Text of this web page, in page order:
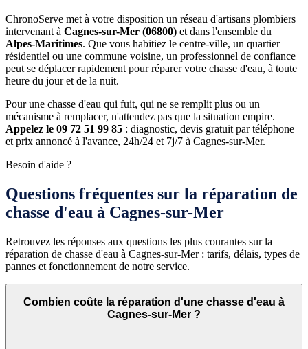
ChronoServe met à votre disposition un réseau d'artisans plombiers
intervenant à Cagnes-sur-Mer (06800) et dans l'ensemble du
Alpes-Maritimes. Que vous habitiez le centre-ville, un quartier
résidentiel ou une commune voisine, un professionnel de confiance
peut se déplacer rapidement pour réparer votre chasse d'eau, à toute
heure du jour et de la nuit.
Pour une chasse d'eau qui fuit, qui ne se remplit plus ou un
mécanisme à remplacer, n'attendez pas que la situation empire.
Appelez le 09 72 51 99 85 : diagnostic, devis gratuit par téléphone
et prix annoncé à l'avance, 24h/24 et 7j/7 à Cagnes-sur-Mer.
Besoin d'aide ?
Questions fréquentes sur la réparation de
chasse d'eau à Cagnes-sur-Mer
Retrouvez les réponses aux questions les plus courantes sur la
réparation de chasse d'eau à Cagnes-sur-Mer : tarifs, délais, types de
pannes et fonctionnement de notre service.
Combien coûte la réparation d'une chasse d'eau à
Cagnes-sur-Mer ?